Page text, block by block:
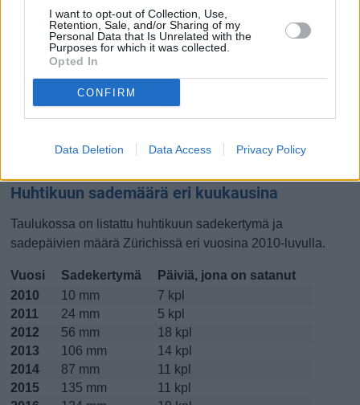
I want to opt-out of Collection, Use,
Retention, Sale, and/or Sharing of my
Personal Data that Is Unrelated with the
Purposes for which it was collected.
Opted In
CONFIRM
Data Deletion Data Access Privacy Policy
Huhtikuussa Toukokuussa
Heinäkuussa Elokuussa Syyskuussa
Lokakuussa
Kiinnostavatko lämpötilat?
lämmintä Zürichissä on ollut huhtikuussa
Huhtikuun sademäärä eri kuukausina
Taulukossa on listattu huhtikuun sadekertymä ja
sadepäivien määrä Zürichissä eri vuosina 2010-luvulla.
Vuosi Sadekertymä
Päiviä, jona on satanut
2010
10 mm
7 kpl
2011
24 mm
5 kpl
2012
56 mm
18 kpl
2013
106 mm
14 kpl
2014
87 mm
11 kpl
2015
135 mm
11 kpl